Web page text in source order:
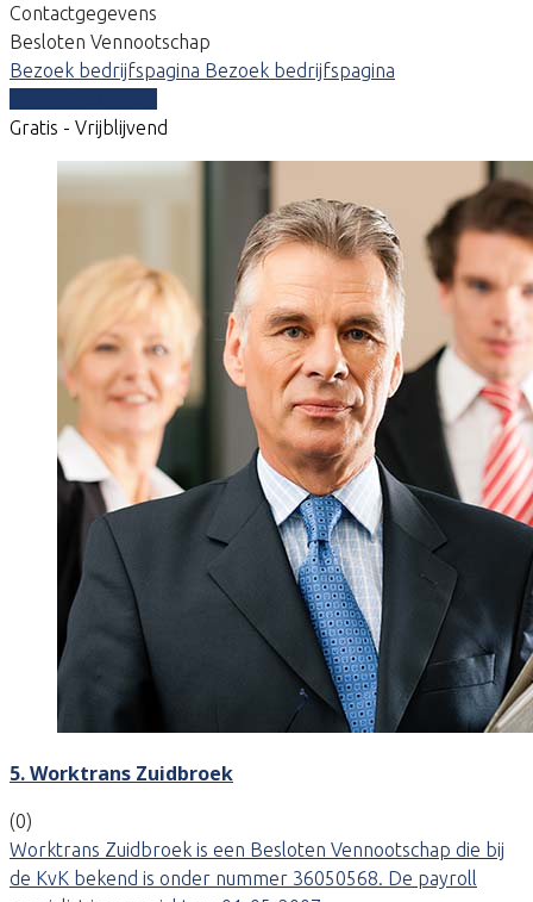
Contactgegevens
Besloten Vennootschap
Bezoek bedrijfspagina Bezoek bedrijfspagina
Gratis - Vrijblijvend
5. Worktrans Zuidbroek
(0)
Worktrans Zuidbroek is een Besloten Vennootschap die bij
de KvK bekend is onder nummer 36050568. De payroll